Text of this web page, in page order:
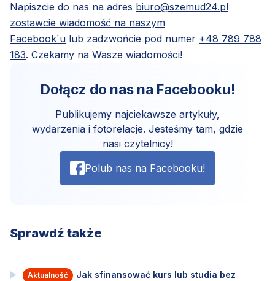
Napiszcie do nas na adres biuro@szemud24.pl
zostawcie wiadomość na naszym
Facebook`u lub zadzwońcie pod numer +48 789 788
183. Czekamy na Wasze wiadomości!
Dołącz do nas na Facebooku!
Publikujemy najciekawsze artykuły,
wydarzenia i fotorelacje. Jesteśmy tam, gdzie
nasi czytelnicy!
Polub nas na Facebooku!
Sprawdź także
Aktualność
Jak sfinansować kurs lub studia bez